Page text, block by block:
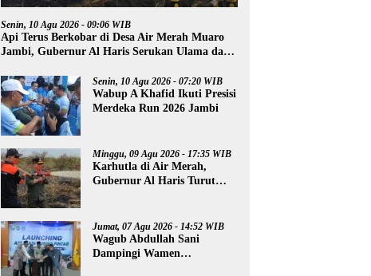
Senin, 10 Agu 2026 - 09:06 WIB
Api Terus Berkobar di Desa Air Merah Muaro
Jambi, Gubernur Al Haris Serukan Ulama dan
Senin, 10 Agu 2026 - 07:20 WIB
Wabup A Khafid Ikuti Presisi
Merdeka Run 2026 Jambi
Minggu, 09 Agu 2026 - 17:35 WIB
Karhutla di Air Merah,
Gubernur Al Haris Turut
Jumat, 07 Agu 2026 - 14:52 WIB
Wagub Abdullah Sani
Dampingi Wamen